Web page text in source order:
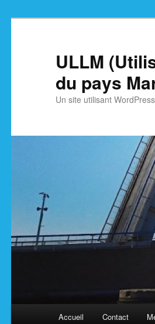
ULLM
du pays
Un site utilisant WordPress
Accueil Contact